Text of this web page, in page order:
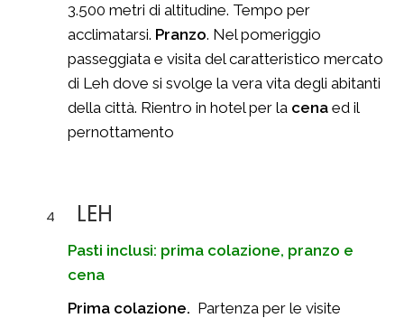
3.500 metri di altitudine. Tempo per
acclimatarsi. Pranzo. Nel pomeriggio
passeggiata e visita del caratteristico mercato
di Leh dove si svolge la vera vita degli abitanti
della città. Rientro in hotel per la cena ed il
pernottamento
4 LEH
Pasti inclusi: prima colazione, pranzo e
cena
Prima colazione. Partenza per le visite